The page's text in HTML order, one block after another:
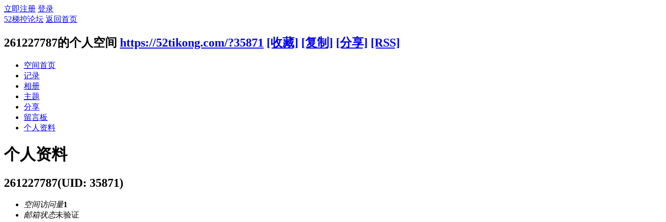
立即注册 登录
52梯控论坛 返回首页
261227787的个人空间 https://52tikong.com/?35871 [收藏] [复制] [分享] [RSS]
空间首页
记录
相册
主题
分享
留言板
个人资料
个人资料
261227787(UID: 35871)
空间访问量1
邮箱状态未验证